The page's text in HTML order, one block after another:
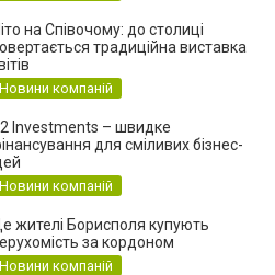
на Співочому: до столиці
традиційна виставка
Новини компаній
Investments – швидке
для сміливих бізнес-
Новини компаній
жителі Борисполя купують
за кордоном
Новини компаній